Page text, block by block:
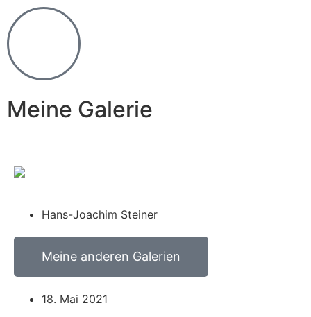
Meine Galerie
Hans-Joachim Steiner
Meine anderen Galerien
18. Mai 2021